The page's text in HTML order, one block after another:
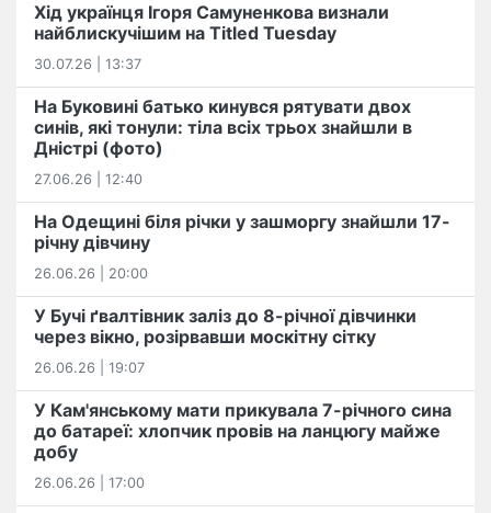
Хід українця Ігоря Самуненкова визнали
найблискучішим на Titled Tuesday
30.07.26 | 13:37
На Буковині батько кинувся рятувати двох
синів, які тонули: тіла всіх трьох знайшли в
Дністрі (фото)
27.06.26 | 12:40
На Одещині біля річки у зашморгу знайшли 17-
річну дівчину
26.06.26 | 20:00
У Бучі ґвалтівник заліз до 8-річної дівчинки
через вікно, розірвавши москітну сітку
26.06.26 | 19:07
У Кам'янському мати прикувала 7-річного сина
до батареї: хлопчик провів на ланцюгу майже
добу
26.06.26 | 17:00